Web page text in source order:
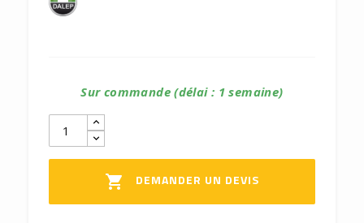
Sur commande (délai : 1 semaine)
 DEMANDER UN DEVIS